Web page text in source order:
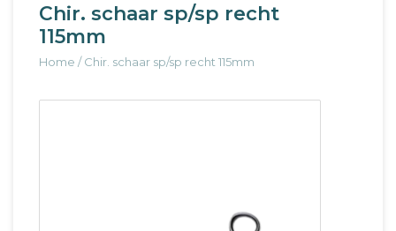
Chir. schaar sp/sp recht
115mm
Home /Chir. schaar sp/sp recht 115mm